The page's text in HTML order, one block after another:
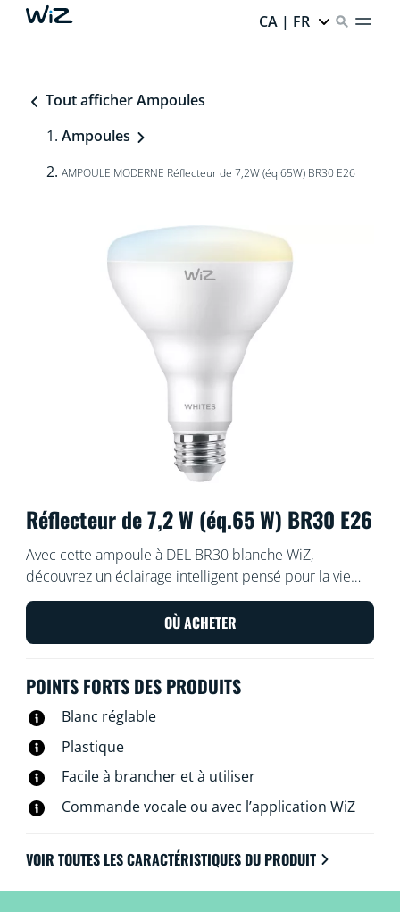
CA | FR
Tout afficher Ampoules
Ampoules
AMPOULE MODERNE Réflecteur de 7,2W (éq.65W) BR30 E26
Réflecteur de 7,2 W (éq.65 W) BR30 E26
Avec cette ampoule à DEL BR30 blanche WiZ,
découvrez un éclairage intelligent pensé pour la vie
quotidienne. Choisissez une lumière blanche plus ou
moins chaude pour favoriser votre concentration ou
pour vous détendre. Vous pouvez créer un programme
de votre routine hebdomadaire ou quotidienne et
intelligent ou votre voix. Vous pouvez même y accéder
à distance. Les lampes WiZ se connectent directement
à votre réseau Wi-Fi sans nécessiter de matériel
supplémentaire.
OÙ ACHETER
POINTS FORTS DES PRODUITS
Blanc réglable
Plastique
Facile à brancher et à utiliser
Commande vocale ou avec l’application WiZ
VOIR TOUTES LES CARACTÉRISTIQUES DU PRODUIT